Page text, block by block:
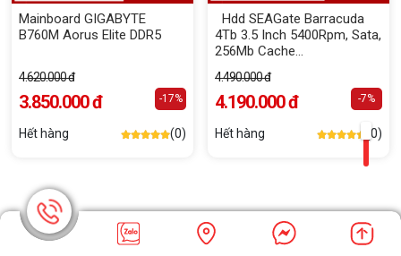
Mainboard GIGABYTE
B760M Aorus Elite DDR5
4.620.000 đ
3.850.000 đ -17%
Hết hàng (0)
Hdd SEAGate Barracuda
4Tb 3.5 Inch 5400Rpm, Sata,
256Mb Cache
4.490.000 đ
4.190.000 đ -7%
Hết hàng (0)